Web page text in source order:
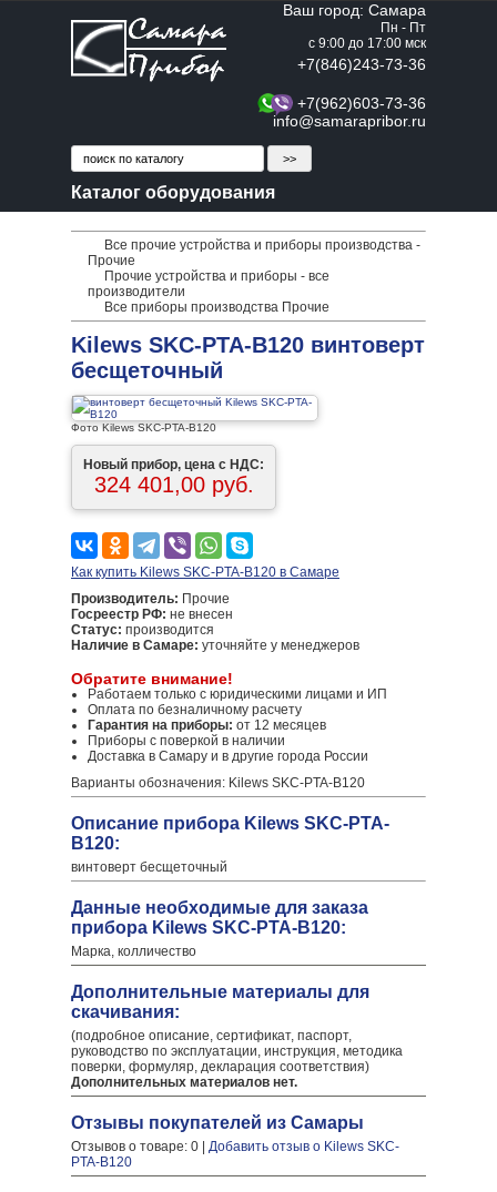
Ваш город: Самара
Пн - Пт
с 9:00 до 17:00 мск
+7(846)243-73-36
+7(962)603-73-36
info@samarapribor.ru
Каталог оборудования
Все прочие устройства и приборы производства -
Прочие
Прочие устройства и приборы - все
производители
Все приборы производства Прочие
Kilews SKC-PTA-B120 винтоверт
бесщеточный
Фото Kilews SKC-PTA-B120
Новый прибор, цена с НДС:
324 401,00 руб.
Как купить Kilews SKC-PTA-B120 в Самаре
Производитель: Прочие
Госреестр РФ: не внесен
Статус: производится
Наличие в Самаре: уточняйте у менеджеров
Обратите внимание!
Работаем только с юридическими лицами и ИП
Оплата по безналичному расчету
Гарантия на приборы: от 12 месяцев
Приборы с поверкой в наличии
Доставка в Самару и в другие города России
Варианты обозначения: Kilews SKC-PTA-B120
Описание прибора Kilews SKC-PTA-
B120:
винтоверт бесщеточный
Данные необходимые для заказа
прибора Kilews SKC-PTA-B120:
Марка, колличество
Дополнительные материалы для
скачивания:
(подробное описание, сертификат, паспорт,
руководство по эксплуатации, инструкция, методика
поверки, формуляр, декларация соответствия)
Дополнительных материалов нет.
Отзывы покупателей из Самары
Отзывов о товаре: 0 | Добавить отзыв о Kilews SKC-
PTA-B120